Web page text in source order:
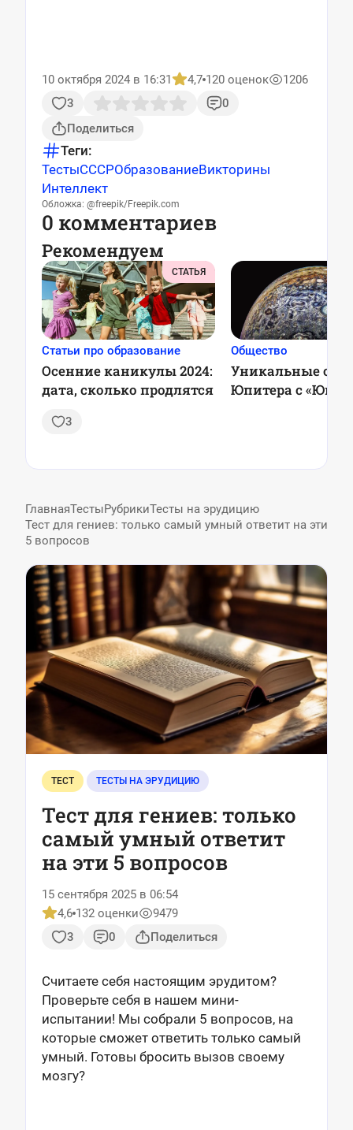
10 октября 2024 в 16:31 4,7 120 оценок
1206
3
0
Поделиться
Теги:
ТестыСССРОбразованиеВикторины
Интеллект
Обложка: @freepik/Freepik.com
0 комментариев
Рекомендуем
СТАТЬЯ
Статьи про образование
Осенние каникулы 2024:
дата, сколько продлятся
3
Общество
Уникальные
Юпитера с
ГлавнаяТестыРубрикиТесты на эрудицию
Тест для гениев: только самый умный ответит на эти
5 вопросов
ТЕСТ ТЕСТЫ НА ЭРУДИЦИЮ
Тест для гениев: только
самый умный ответит
на эти 5 вопросов
15 сентября 2025 в 06:54
4,6 132 оценки
9479
3
0 Поделиться
Считаете себя настоящим эрудитом?
Проверьте себя в нашем мини-
испытании! Мы собрали 5 вопросов, на
которые сможет ответить только самый
умный. Готовы бросить вызов своему
мозгу?